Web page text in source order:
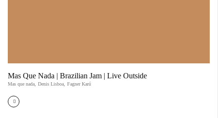
Mas Que Nada | Brazilian Jam | Live Outside
Mas que nada Denis Lisboa Fagner Karú